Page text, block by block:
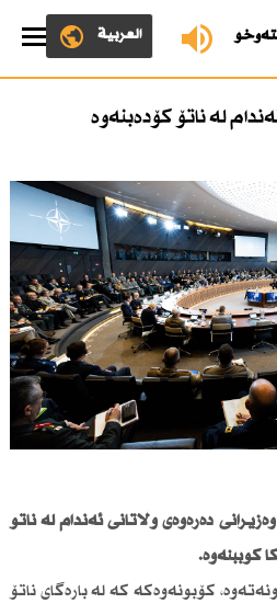
العربية
لە ناتۆ كۆدەبنەوە
بڕیارە رۆژی چوارشەممە 3/12 وەزیرانی دەرەوەی وڵاتانی ئەندام لە ناتۆ
كۆببنەوە.
كۆبونەوەكە كە لە بارەگای ناتۆ